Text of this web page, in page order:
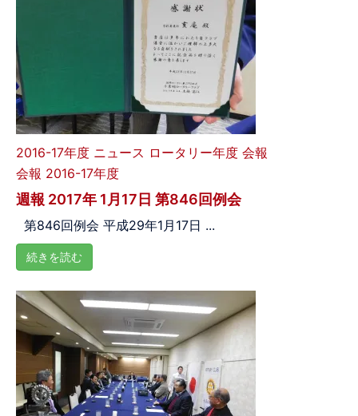
2016-17年度 ニュース ロータリー年度 会報
会報 2016-17年度
週報 2017年 1月17日 第846回例会
第846回例会 平成29年1月17日 ...
続きを読む